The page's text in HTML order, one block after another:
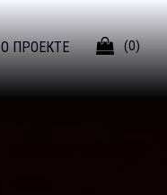
О ПРОЕКТЕ  (0)